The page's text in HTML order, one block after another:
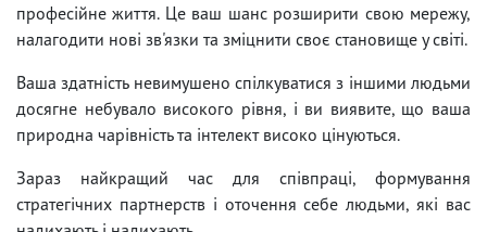
професійне життя. Це ваш шанс розширити свою мережу,
налагодити нові зв'язки та зміцнити своє становище у світі.
Ваша здатність невимушено спілкуватися з іншими людьми
досягне небувало високого рівня, і ви виявите, що ваша
природна чарівність та інтелект високо цінуються.
Зараз найкращий час для співпраці, формування
стратегічних партнерств і оточення себе людьми, які вас